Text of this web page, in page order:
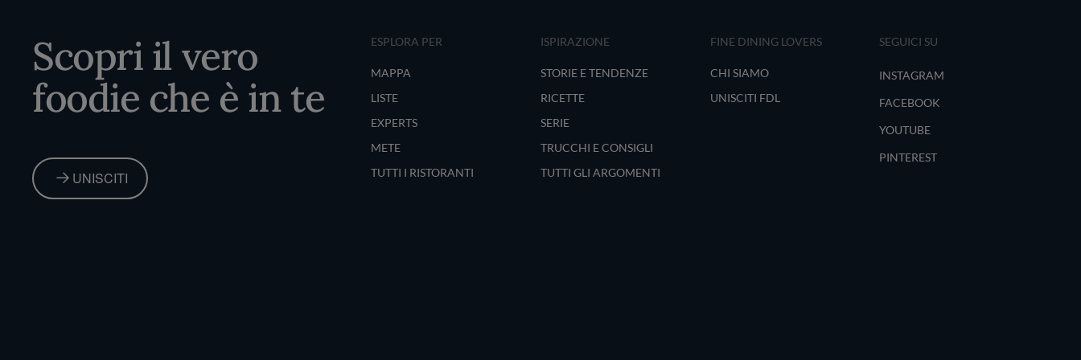
Scopri il vero
foodie che è in te
UNISCITI
ESPLORA PER
MAPPA
LISTE
EXPERTS
METE
TUTTI I RISTORANTI
ISPIRAZIONE
STORIE E TENDENZE
RICETTE
SERIE
TRUCCHI E CONSIGLI
TUTTI GLI ARGOMENTI
FINE DINING LOVERS
CHI SIAMO
UNISCITI FDL
SEGUICI SU
INSTAGRAM
FACEBOOK
YOUTUBE
PINTEREST